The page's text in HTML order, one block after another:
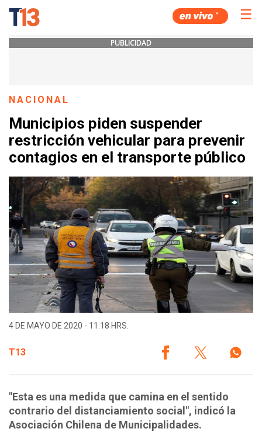
☰
PUBLICIDAD
NACIONAL
Municipios piden suspender
restricción vehicular para prevenir
contagios en el transporte público
4 DE MAYO DE 2020 - 11:18 HRS.
T13
"Esta es una medida que camina en el sentido
contrario del distanciamiento social", indicó la
Asociación Chilena de Municipalidades.